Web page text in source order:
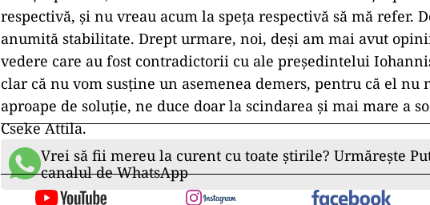
respectivă, şi nu vreau acum la speţa respectivă să mă refer.
anumită stabilitate. Drept urmare, noi, deşi am mai avut
vedere care au fost contradictorii cu ale preşedintelui
clar că nu vom susţine un asemenea demers, pentru că el nu
aproape de soluţie, ne duce doar la scindarea şi mai mare a
Cseke Attila.
Vrei să fii mereu la curent cu toate știrile? Urmărește
canalul de WhatsApp